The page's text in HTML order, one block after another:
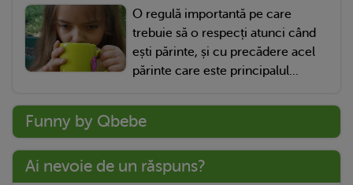
O regulă importantă pe care
trebuie să o respecți atunci când
ești părinte, și cu precădere acel
părinte care este principalul...
Funny by Qbebe
Ai nevoie de un răspuns?